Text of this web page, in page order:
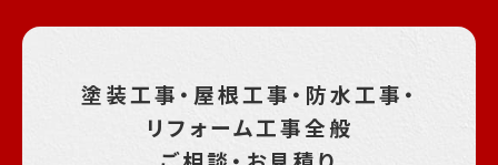
塗装工事・屋根工事・防水工事・
リフォーム工事全般